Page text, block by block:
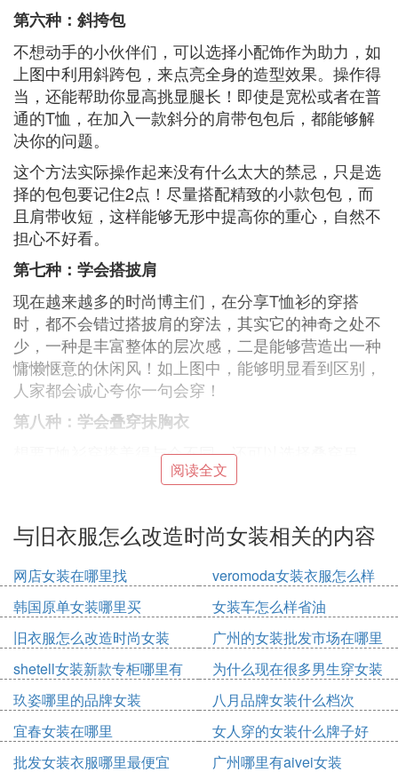
第六种：斜挎包
不想动手的小伙伴们，可以选择小配饰作为助力，如
上图中利用斜跨包，来点亮全身的造型效果。操作得
当，还能帮助你显高挑显腿长！即使是宽松或者在普
通的T恤，在加入一款斜分的肩带包包后，都能够解
决你的问题。
这个方法实际操作起来没有什么太大的禁忌，只是选
择的包包要记住2点！尽量搭配精致的小款包包，而
且肩带收短，这样能够无形中提高你的重心，自然不
担心不好看。
第七种：学会搭披肩
现在越来越多的时尚博主们，在分享T恤衫的穿搭
时，都不会错过搭披肩的穿法，其实它的神奇之处不
少，一种是丰富整体的层次感，二是能够营造出一种
慵懒惬意的休闲风！如上图中，能够明显看到区别，
人家都会诚心夸你一句会穿！
第八种：学会叠穿抹胸衣
想要T恤衫穿搭美得与众不同，还可以选择叠穿吊
带、抹胸的方式，当下也是流行的很啊！即使是有肉
只是身材微胖的姐妹们，要选择松紧设计的裹胸穿，
这样就不担心会有暴露身材问题的尴尬，值得一试
啊！
第九种：繁简结合
如果，你的T恤衫穿搭是日日搭配牛仔裤，那么就不
要奇怪为什么别人会越来越美，还每天新鲜感不断，
而你依然是日复一日的那个样子！其实，你只要懂得
繁简结合的穿法，自然也是能够成为别人眼中不一样
的烟火！
极简风的白色T恤衫搭配甜美减龄的小碎花半身裙，
阅读全文
与旧衣服怎么改造时尚女装相关的内容
网店女装在哪里找
veromoda女装衣服怎么样
韩国原单女装哪里买
女装车怎么样省油
旧衣服怎么改造时尚女装
广州的女装批发市场在哪里
shetell女装新款专柜哪里有
为什么现在很多男生穿女装
玖姿哪里的品牌女装
八月品牌女装什么档次
宜春女装在哪里
女人穿的女装什么牌子好
批发女装衣服哪里最便宜
广州哪里有aivei女装